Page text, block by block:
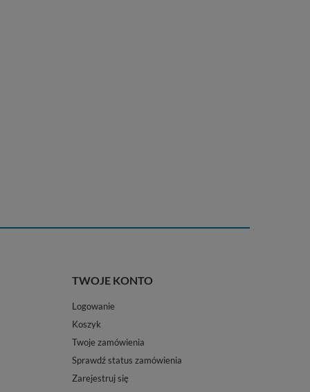
TWOJE KONTO
Logowanie
Koszyk
Twoje zamówienia
Sprawdź status zamówienia
Zarejestruj się